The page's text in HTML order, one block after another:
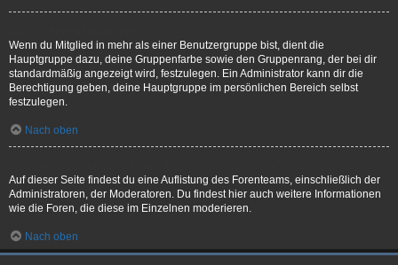
Wenn du Mitglied in mehr als einer Benutzergruppe bist, dient die
Hauptgruppe dazu, deine Gruppenfarbe sowie den Gruppenrang, der bei dir
standardmäßig angezeigt wird, festzulegen. Ein Administrator kann dir die
Berechtigung geben, deine Hauptgruppe im persönlichen Bereich selbst
festzulegen.
Nach oben
Auf dieser Seite findest du eine Auflistung des Forenteams, einschließlich der
Administratoren, der Moderatoren. Du findest hier auch weitere Informationen
wie die Foren, die diese im Einzelnen moderieren.
Nach oben